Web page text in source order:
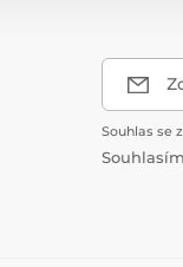
Souhlas se